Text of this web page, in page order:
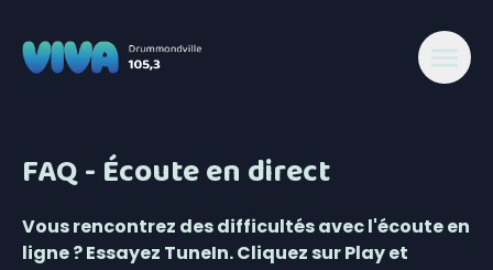
FAQ - Écoute en direct
Vous rencontrez des difficultés avec l'écoute en
ligne ? Essayez TuneIn. Cliquez sur Play et